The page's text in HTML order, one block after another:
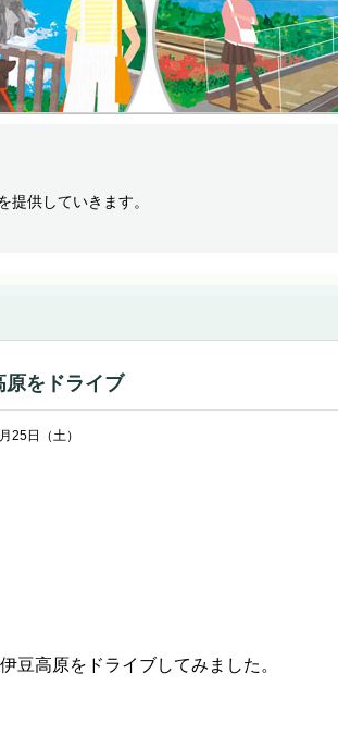
供していきます。
原をドライブ
25日（土）
豆高原をドライブしてみました。